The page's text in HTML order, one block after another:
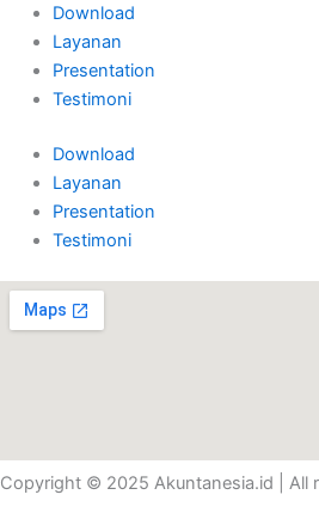
Download
Layanan
Presentation
Testimoni
Download
Layanan
Presentation
Testimoni
Copyright © 2025 Akuntanesia.id | All